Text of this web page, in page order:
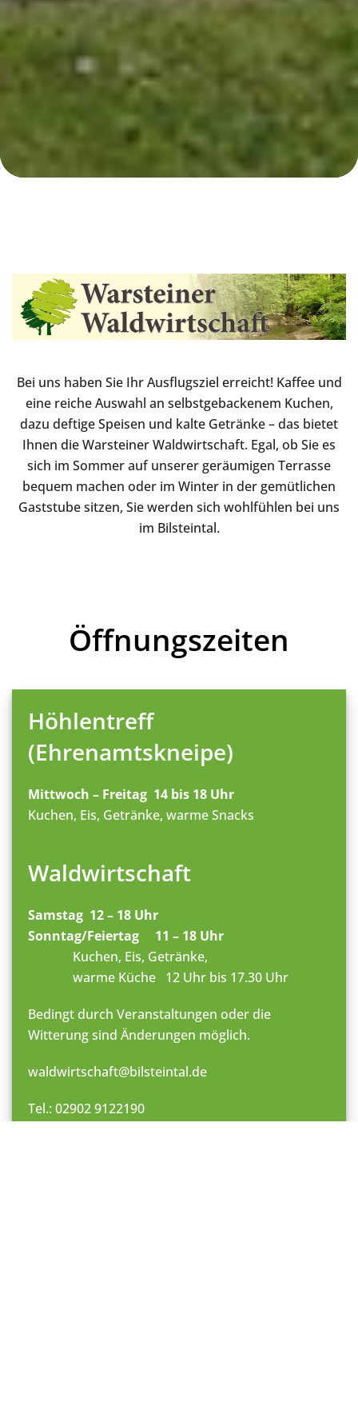
Bei uns haben Sie Ihr Ausflugsziel erreicht! Kaffee und
eine reiche Auswahl an selbstgebackenem Kuchen,
dazu deftige Speisen und kalte Getränke – das bietet
Ihnen die Warsteiner Waldwirtschaft. Egal, ob Sie es
sich im Sommer auf unserer geräumigen Terrasse
bequem machen oder im Winter in der gemütlichen
Gaststube sitzen, Sie werden sich wohlfühlen bei uns
im Bilsteintal.
Öffnungszeiten
Höhlentreff
(Ehrenamtskneipe)
Mittwoch – Freitag 14 bis 18 Uhr
Kuchen, Eis, Getränke, warme Snacks
Waldwirtschaft
Samstag 12 – 18 Uhr
Sonntag/Feiertag 11 – 18 Uhr
Kuchen, Eis, Getränke,
warme Küche 12 Uhr bis 17.30 Uhr
Bedingt durch Veranstaltungen oder die
Witterung sind Änderungen möglich.
waldwirtschaft@bilsteintal.de
Tel.: 02902 9122190